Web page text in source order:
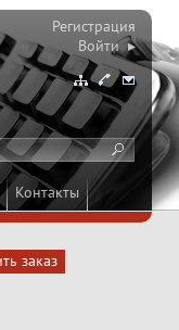
Контакты
Регистрация
Войти ▸